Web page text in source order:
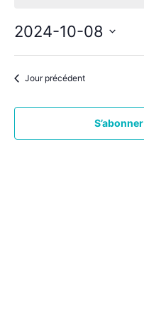
2024-10-08
une
date.Jour précédent